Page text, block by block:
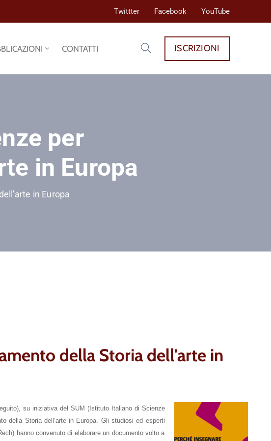
Twittter Facebook YouTube
CONTATTI ISCRIZIONI
per
in Europa
in Europa
della Storia dell'arte in
su iniziativa del SUM (Istituto Italiano di Scienze
della Storia dell’arte in Europa. Gli studiosi ed esperti
hanno convenuto di elaborare un documento volto a